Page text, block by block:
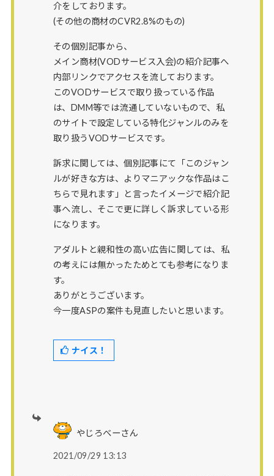
介をしております。
(その他の商材のCVR2.8%のもの)
その個別記事から、
メイン商材(VODサービス入会)の紹介記事へ
内部リンクでアクセスを流しております。
このVODサービスで取り扱っている作品
は、DMM等では流通していないもので、私
のサイトで設定している特化ジャンルのみを
取り扱うVODサービスです。
訴求に関しては、個別記事にて「このジャン
ルが好きな方は、よりマニアックな作品はこ
ちらで見れます」と言ったイメージで紹介記
事へ流し、そこで更に詳しく訴求している形
になります。
アダルトと親和性の高い広告に関しては、私
の考えには無かったためとても参考になりま
す。
ありがとうございます。
今一度ASPの案件も見直したいと思います。
ナイス！
やじろべーさん
2021/09/29 13:13